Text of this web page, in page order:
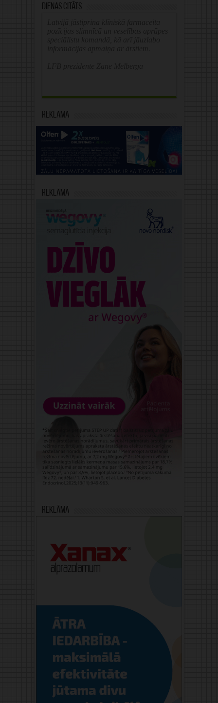
Dienas citāts
Reklāma
Reklāma
Reklāma